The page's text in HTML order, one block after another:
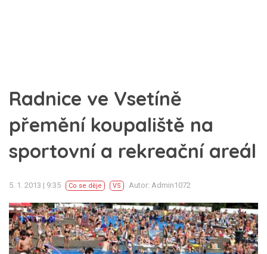
Radnice ve Vsetíně
přemění koupaliště na
sportovní a rekreační areál
5. 1. 2013 | 9:35 Co se děje VS Autor: Admin1072